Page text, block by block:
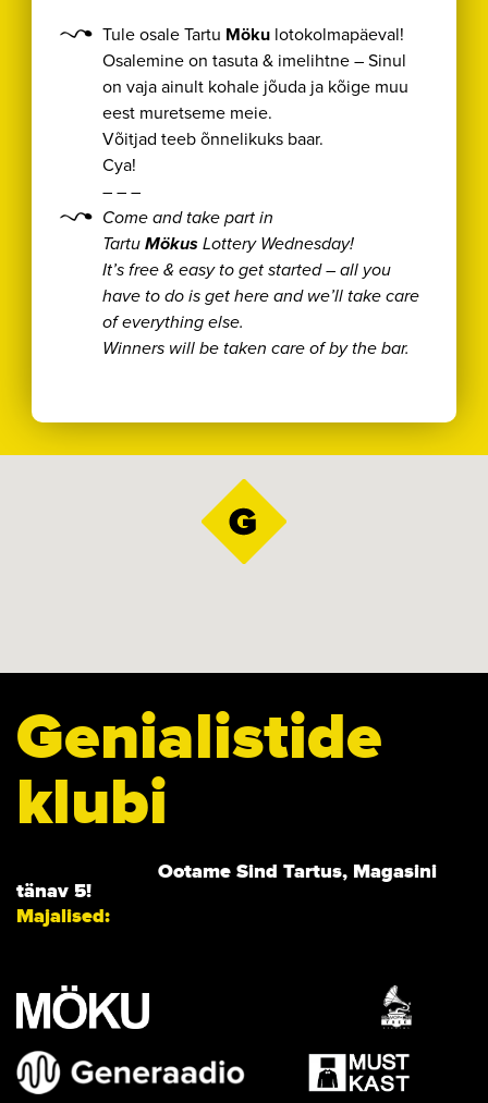
Tule osale Tartu Möku lotokolmapäeval!
Osalemine on tasuta & imelihtne – Sinul
on vaja ainult kohale jõuda ja kõige muu
eest muretseme meie.
Võitjad teeb õnnelikuks baar.
Cya!
– – –
Come and take part in
TartuMökusLottery Wednesday!
It’s free & easy to get started – all you
have to do is get here and we’ll take care
of everything else.
Winners will be taken care of by the bar.
Genialistide
klubi
Ootame Sind Tartus, Magasini
tänav 5!
Majalised: